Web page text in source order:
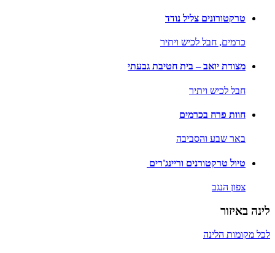
טרקטורונים צליל נודד
כרמים, חבל לכיש ויתיר
מצודת יואב – בית חטיבת גבעתי
חבל לכיש ויתיר
חוות פרח בכרמים
באר שבע והסביבה
טיול טרקטורנים וריינג'רים
צפון הנגב
לינה באיזור
לכל מקומות הלינה